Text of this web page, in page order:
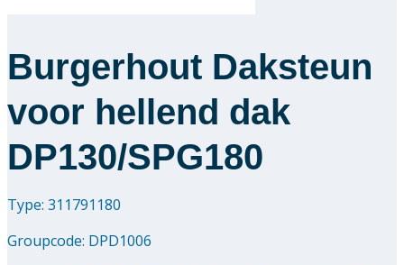
Over ons
Contact
Burgerhout Daksteun
voor hellend dak
DP130/SPG180
Type: 311791180
Groupcode: DPD1006